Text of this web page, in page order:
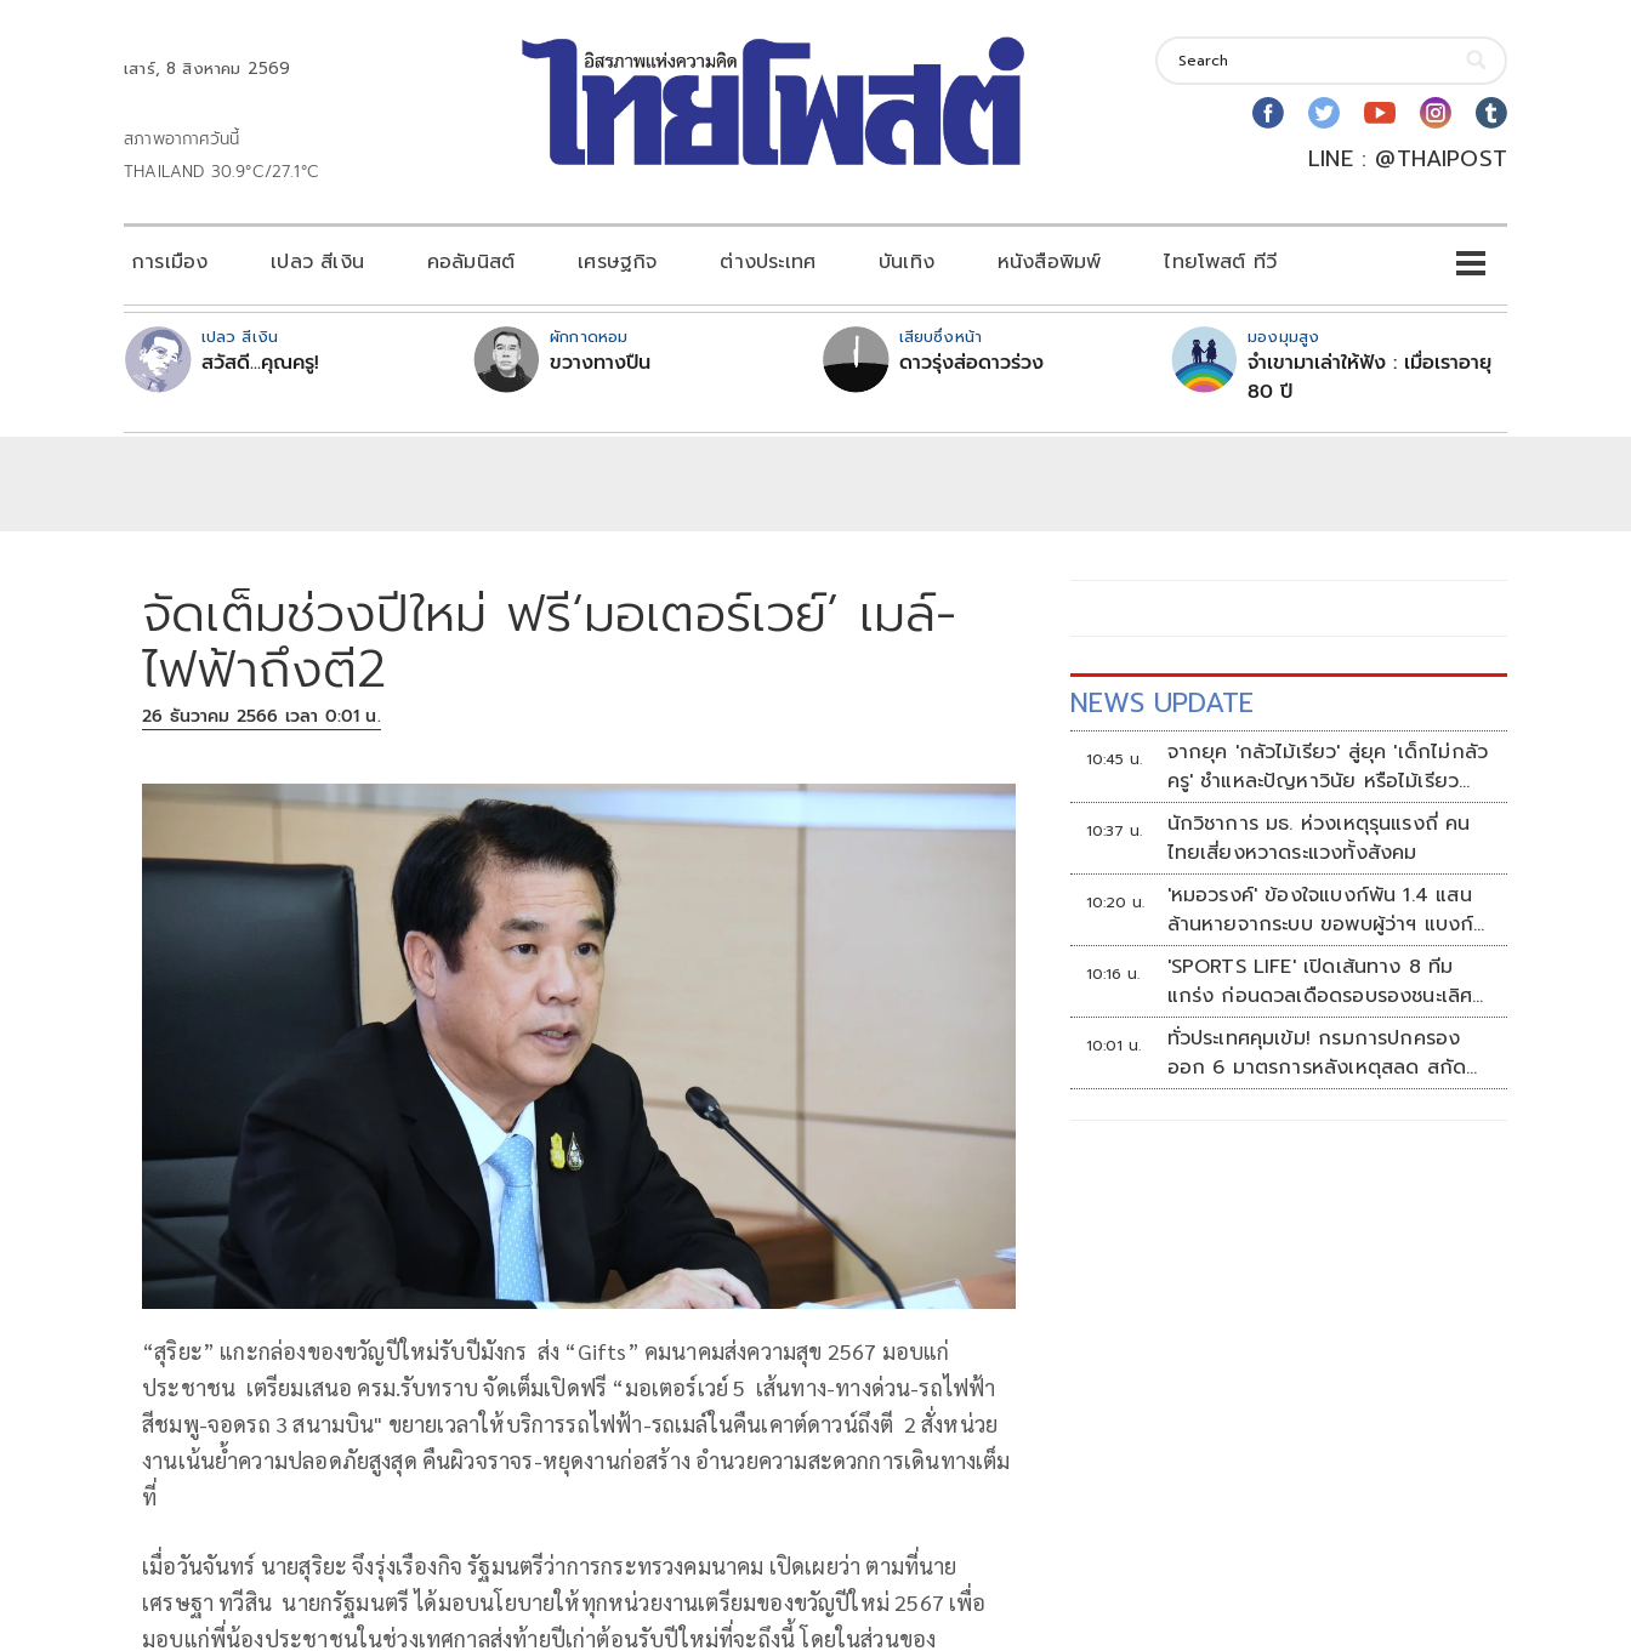
เสาร์, 8 สิงหาคม 2569
สภาพอากาศวันนี้
THAILAND 30.9°C/27.1°C
LINE : @THAIPOST
การเมือง เปลว สีเงิน คอลัมนิสต์ เศรษฐกิจ ต่างประเทศ บันเทิง หนังสือพิมพ์ ไทยโพสต์ ทีวี
เปลว สีเงิน
สวัสดี...คุณครู!
ผักกาดหอม
ขวางทางปืน
เสียบซึ่งหน้า
ดาวรุ่งส่อดาวร่วง
มองมุมสูง
จำเขามาเล่าให้ฟัง : เมื่อเราอายุ
80 ปี
จัดเต็มช่วงปีใหม่ ฟรี‘มอเตอร์เวย์’ เมล์-
ไฟฟ้าถึงตี2
26 ธันวาคม 2566 เวลา 0:01 น.
“สุริยะ” แกะกล่องของขวัญปีใหม่รับปีมังกร ส่ง “Gifts” คมนาคมส่งความสุข 2567 มอบแก่
ประชาชน เตรียมเสนอ ครม.รับทราบ จัดเต็มเปิดฟรี “มอเตอร์เวย์ 5 เส้นทาง-ทางด่วน-รถไฟฟ้า
สีชมพู-จอดรถ 3 สนามบิน" ขยายเวลาให้บริการรถไฟฟ้า-รถเมล์ในคืนเคาต์ดาวน์ถึงตี 2 สั่งหน่วย
งานเน้นย้ำความปลอดภัยสูงสุด คืนผิวจราจร-หยุดงานก่อสร้าง อำนวยความสะดวกการเดินทางเต็ม
ที่
เมื่อวันจันทร์ นายสุริยะ จึงรุ่งเรืองกิจ รัฐมนตรีว่าการกระทรวงคมนาคม เปิดเผยว่า ตามที่นาย
เศรษฐา ทวีสิน นายกรัฐมนตรี ได้มอบนโยบายให้ทุกหน่วยงานเตรียมของขวัญปีใหม่ 2567 เพื่อ
มอบแก่พี่น้องประชาชนในช่วงเทศกาลส่งท้ายปีเก่าต้อนรับปีใหม่ที่จะถึงนี้ โดยในส่วนของ
NEWS UPDATE
10:45 น.
จากยุค 'กลัวไม้เรียว' สู่ยุค 'เด็กไม่กลัว
ครู' ชำแหละปัญหาวินัย หรือไม้เรียว
ต้องกลับมา?
10:37 น.
นักวิชาการ มธ. ห่วงเหตุรุนแรงถี่ คน
ไทยเสี่ยงหวาดระแวงทั้งสังคม
10:20 น.
'หมอวรงค์' ข้องใจแบงก์พัน 1.4 แสน
ล้านหายจากระบบ ขอพบผู้ว่าฯ แบงก์
ชาติ
10:16 น.
'SPORTS LIFE' เปิดเส้นทาง 8 ทีม
แกร่ง ก่อนดวลเดือดรอบรองชนะเลิศ
ศึก 'วอลเลย์บอลนักเรียน แชมป์
กีฬา 7HD 2026'
10:01 น.
ทั่วประเทศคุมเข้ม! กรมการปกครอง
ออก 6 มาตรการหลังเหตุสลด สกัด
ปืน-ป้องกันเลียนแบบ